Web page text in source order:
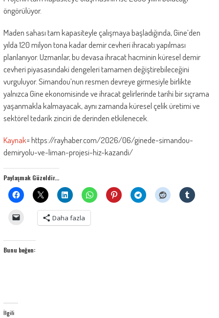
öngörülüyor.
Maden sahası tam kapasiteyle çalışmaya başladığında, Gine’den
yılda 120 milyon tona kadar demir cevheri ihracatı yapılması
planlanıyor. Uzmanlar, bu devasa ihracat hacminin küresel demir
cevheri piyasasındaki dengeleri tamamen değiştirebileceğini
vurguluyor. Simandou’nun resmen devreye girmesiyle birlikte
yalnızca Gine ekonomisinde ve ihracat gelirlerinde tarihi bir sıçrama
yaşanmakla kalmayacak, aynı zamanda küresel çelik üretimi ve
sektörel tedarik zinciri de derinden etkilenecek.
Kaynak= https://rayhaber.com/2026/06/ginede-simandou-
demiryolu-ve-liman-projesi-hiz-kazandi/
Paylaşmak Güzeldir...
Daha fazla
Bunu beğen:
İlgili